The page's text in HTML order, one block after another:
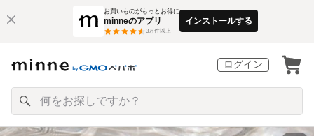
お買いものがもっとお得に
minneのアプリ
3万件以上
インストールする
ログイン